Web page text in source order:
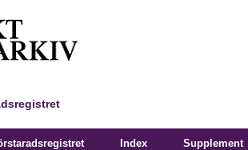
Index Supplement